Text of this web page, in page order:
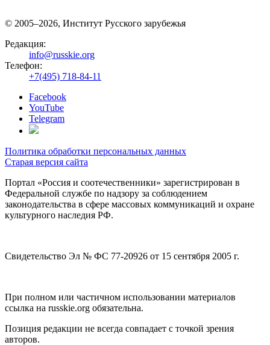
© 2005–2026, Институт Русского зарубежья
Редакция:
info@russkie.org
Телефон:
+7(495) 718-84-11
Facebook
YouTube
Telegram
Политика обработки персональных данных
Старая версия сайта
Портал «Россия и соотечественники» зарегистрирован в
Федеральной службе по надзору за соблюдением
законодательства в сфере массовых коммуникаций и охране
культурного наследия РФ.
Свидетельство Эл № ФС 77-20926 от 15 сентября 2005 г.
При полном или частичном использовании материалов
ссылка на russkie.org обязательна.
Позиция редакции не всегда совпадает с точкой зрения
авторов.